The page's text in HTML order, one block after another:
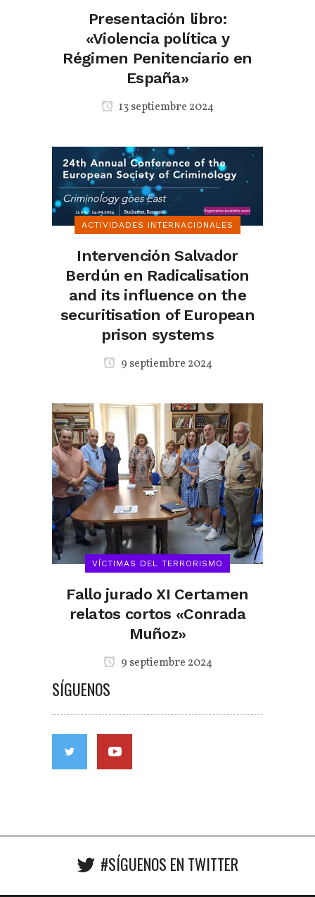
Presentación libro:
«Violencia política y
Régimen Penitenciario en
España»
13 septiembre 2024
ACTIVIDADES INTERNACIONALES
Intervención Salvador
Berdún en Radicalisation
and its influence on the
securitisation of European
prison systems
9 septiembre 2024
VÍCTIMAS DEL TERRORISMO
Fallo jurado XI Certamen
relatos cortos «Conrada
Muñoz»
9 septiembre 2024
SÍGUENOS
#SÍGUENOS EN TWITTER